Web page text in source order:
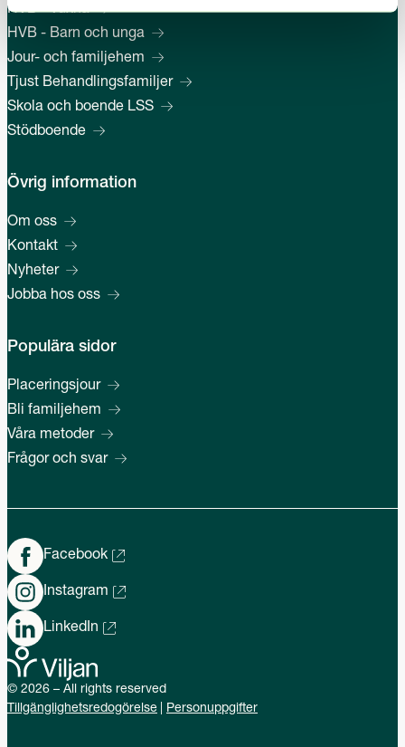
HVB - Vuxna
HVB - Barn och unga
Jour- och familjehem
Tjust Behandlingsfamiljer
Skola och boende LSS
Stödboende
Övrig information
Om oss
Kontakt
Nyheter
Jobba hos oss
Populära sidor
Placeringsjour
Bli familjehem
Våra metoder
Frågor och svar
Facebook
Instagram
LinkedIn
© 2026 – All rights reserved
Tillgänglighetsredogörelse
Personuppgifter